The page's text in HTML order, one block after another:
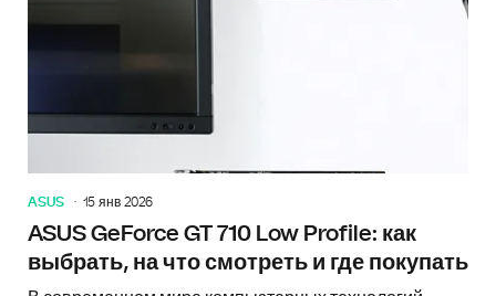
ASUS 15 янв 2026
ASUS GeForce GT 710 Low Profile: как
выбрать, на что смотреть и где покупать